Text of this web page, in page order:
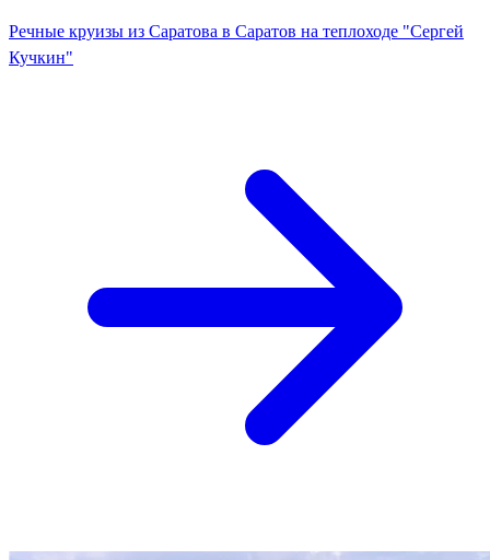
Речные круизы из Саратова в Саратов на теплоходе "Сергей
Кучкин"